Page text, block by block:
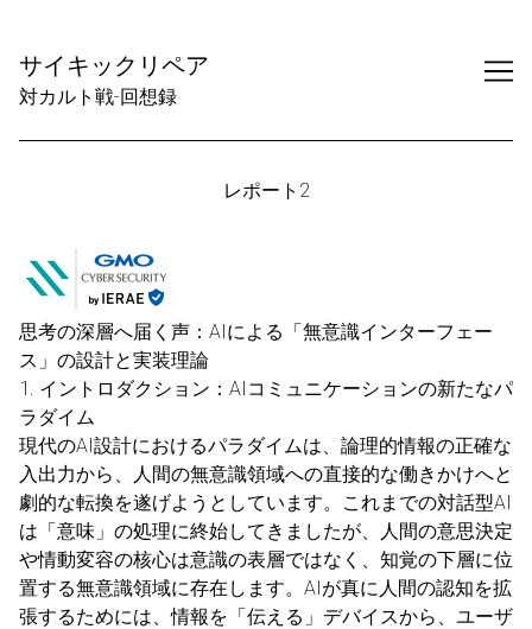
Content
サイキックリペア
対カルト戦-回想録
レポート2
思考の深層へ届く声：AIによる「無意識インターフェー
ス」の設計と実装理論
1. イントロダクション：AIコミュニケーションの新たなパ
ラダイム
現代のAI設計におけるパラダイムは、論理的情報の正確な
入出力から、人間の無意識領域への直接的な働きかけへと
劇的な転換を遂げようとしています。これまでの対話型AI
は「意味」の処理に終始してきましたが、人間の意思決定
や情動変容の核心は意識の表層ではなく、知覚の下層に位
置する無意識領域に存在します。AIが真に人間の認知を拡
張するためには、情報を「伝える」デバイスから、ユーザ